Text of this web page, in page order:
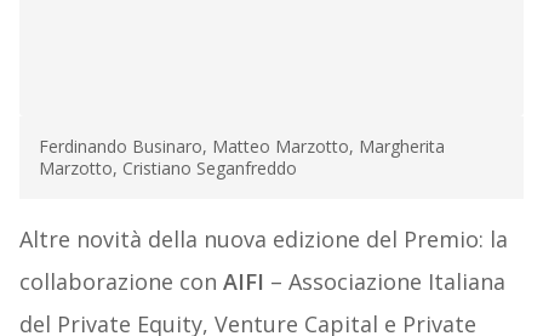
Ferdinando Businaro, Matteo Marzotto, Margherita
Marzotto, Cristiano Seganfreddo
Altre novità della nuova edizione del Premio: la
collaborazione con AIFI – Associazione Italiana
del Private Equity, Venture Capital e Private